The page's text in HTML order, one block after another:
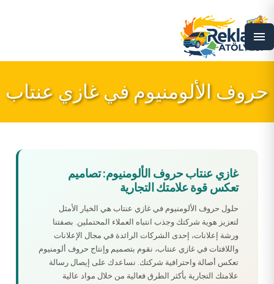
menu
حروف الألومنيوم في غازي عنتاب
غازي عنتاب حروف الألومنيوم: تصاميم
تعكس قوة علامتك التجارية
حلول حروف الألومنيوم في غازي عنتاب هي الخيار الأمثل
لتعزيز هوية شركتك وجذب انتباه العملاء المحتملين. بصفتنا
ورشة إعلانات، إحدى الشركات الرائدة في مجال الإعلانات
واللافتات في غازي عنتاب، نقوم بتصميم وإنتاج حروف ألومنيوم
تعكس أصالة واحترافية شركتك. نساعدك على إيصال رسالة
علامتك التجارية بأكثر الطرق فعالية من خلال مواد عالية